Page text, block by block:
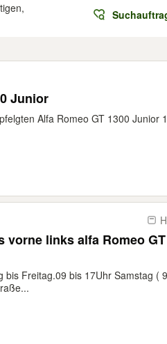
Junior
Alfa Romeo GT 1300 Junior
vorne links alfa Romeo
bis Freitag.09 bis 17Uhr Samstag (